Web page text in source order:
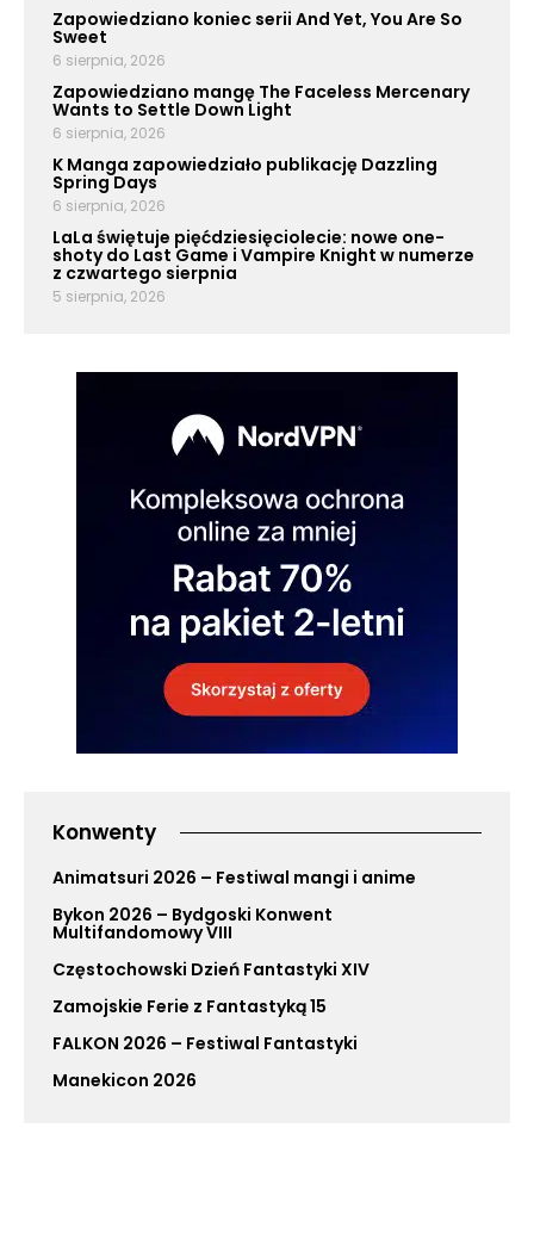
Zapowiedziano koniec serii And Yet, You Are So
Sweet
6 sierpnia, 2026
Zapowiedziano mangę The Faceless Mercenary
Wants to Settle Down Light
6 sierpnia, 2026
K Manga zapowiedziało publikację Dazzling
Spring Days
6 sierpnia, 2026
LaLa świętuje pięćdziesięciolecie: nowe one-
shoty do Last Game i Vampire Knight w numerze
z czwartego sierpnia
5 sierpnia, 2026
Konwenty
Animatsuri 2026 – Festiwal mangi i anime
Bykon 2026 – Bydgoski Konwent
Multifandomowy VIII
Częstochowski Dzień Fantastyki XIV
Zamojskie Ferie z Fantastyką 15
FALKON 2026 – Festiwal Fantastyki
Manekicon 2026